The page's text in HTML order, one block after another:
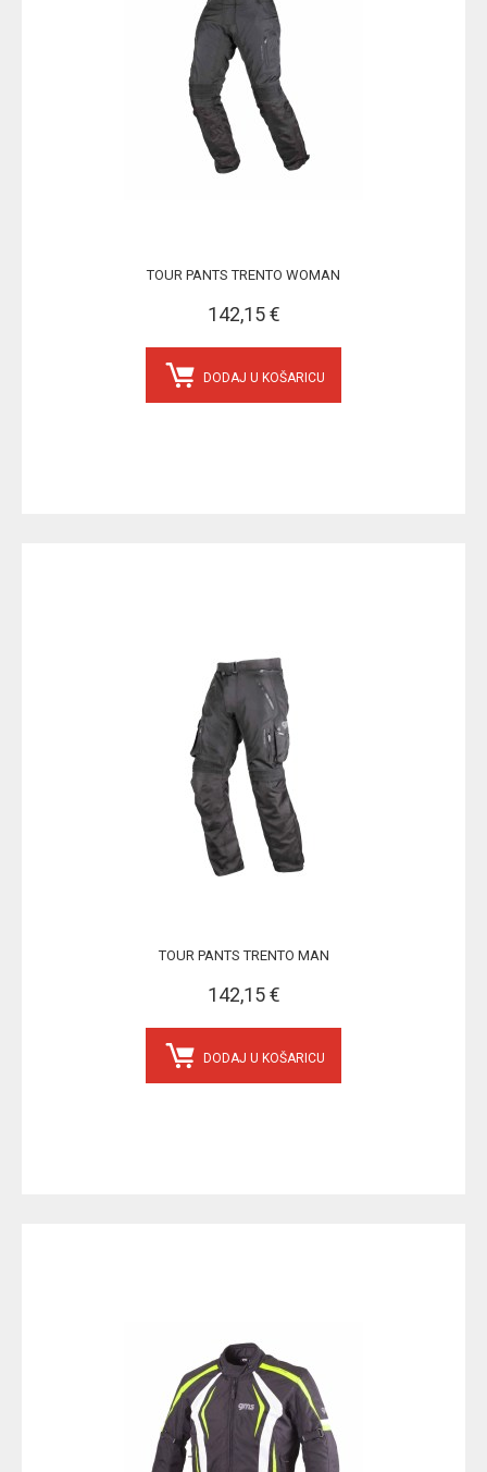
TOUR PANTS TRENTO WOMAN
142,15 €
DODAJ U KOŠARICU
TOUR PANTS TRENTO MAN
142,15 €
DODAJ U KOŠARICU